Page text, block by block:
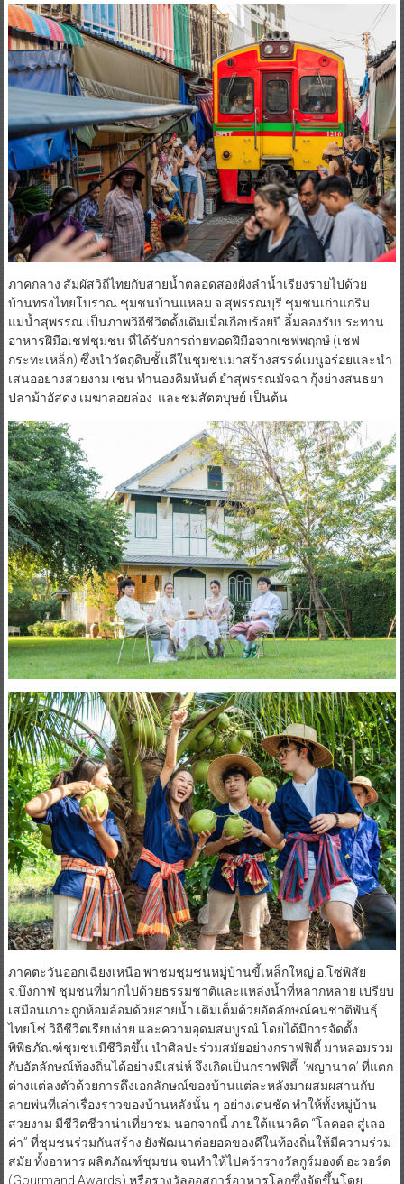
ภาคกลาง สัมผัสวิถีไทยกับสายน้ำตลอดสองฝั่งลำน้ำเรียงรายไปด้วย
บ้านทรงไทยโบราณ ชุมชนบ้านแหลม จ.สุพรรณบุรี ชุมชนเก่าแก่ริม
แม่น้ำสุพรรณ เป็นภาพวิถีชีวิตดั้งเดิมเมื่อเกือบร้อยปี ลิ้มลองรับประทาน
อาหารฝีมือเชฟชุมชน ที่ได้รับการถ่ายทอดฝีมือจากเชฟพฤกษ์ (เชฟ
กระทะเหล็ก) ซึ่งนำวัตถุดิบชั้นดีในชุมชนมาสร้างสรรค์เมนูอร่อยและนำ
เสนออย่างสวยงาม เช่น ทำนองคิมหันต์ ยำสุพรรณมัจฉา กุ้งย่างสนธยา
ปลาม้าอัสดง เมฆาลอยล่อง และชมสัตตบุษย์ เป็นต้น​
ภาคตะวันออกเฉียงเหนือ พาชมชุมชนหมู่บ้านขี้เหล็กใหญ่ อ.โซ่พิสัย
จ.บึงกาฬ ชุมชนที่มากไปด้วยธรรมชาติและแหล่งน้ำที่หลากหลาย เปรียบ
เสมือนเกาะถูกห้อมล้อมด้วยสายน้ำ เติมเต็มด้วยอัตลักษณ์คนชาติพันธุ์
ไทยโซ่ วิถีชีวิตเรียบง่าย และความอุดมสมบูรณ์ โดยได้มีการจัดตั้ง
พิพิธภัณฑ์ชุมชนมีชีวิตขึ้น นำศิลปะร่วมสมัยอย่างกราฟฟิตี้ มาหลอมรวม
กับอัตลักษณ์ท้องถิ่นได้อย่างมีเสน่ห์ จึงเกิดเป็นกราฟฟิตี้ ‘พญานาค’ ที่แตก
ต่างแต่ลงตัวด้วยการดึงเอกลักษณ์ของบ้านแต่ละหลังมาผสมผสานกับ
ลายพ่นที่เล่าเรื่องราวของบ้านหลังนั้น ๆ อย่างเด่นชัด ทำให้ทั้งหมู่บ้าน
สวยงาม มีชีวิตชีวาน่าเที่ยวชม นอกจากนี้ ภายใต้แนวคิด “โลคอล สู่เลอ
ค่า” ที่ชุมชนร่วมกันสร้าง ยังพัฒนาต่อยอดของดีในท้องถิ่นให้มีความร่วม
สมัย ทั้งอาหาร ผลิตภัณฑ์ชุมชน จนทำให้ไปคว้ารางวัลกูร์มองด์ อะวอร์ด
(Gourmand Awards) หรือรางวัลออสการ์อาหารโลกซึ่งจัดขึ้นโดย